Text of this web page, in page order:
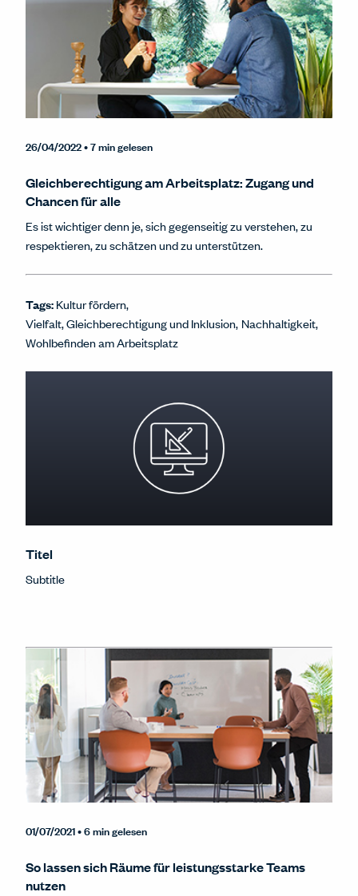
26/04/2022• 7 min gelesen
Gleichberechtigung am Arbeitsplatz: Zugang und
Chancen für alle
Es ist wichtiger denn je, sich gegenseitig zu verstehen, zu
respektieren, zu schätzen und zu unterstützen.
Tags:Kultur fördern
Vielfalt, Gleichberechtigung und Inklusion Nachhaltigkeit
Wohlbefinden am Arbeitsplatz
Titel
Subtitle
01/07/2021• 6 min gelesen
So lassen sich Räume für leistungsstarke Teams
nutzen